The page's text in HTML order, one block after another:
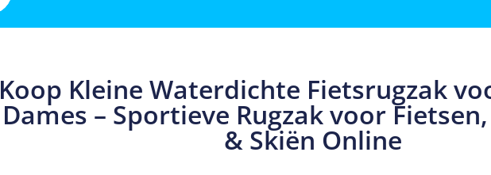
Koop Kleine Waterdichte Fietsrugzak
Dames – Sportieve Rugzak voor
& Skiën Online